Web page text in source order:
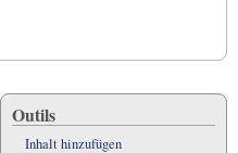
Outils
Inhalt hinzufügen